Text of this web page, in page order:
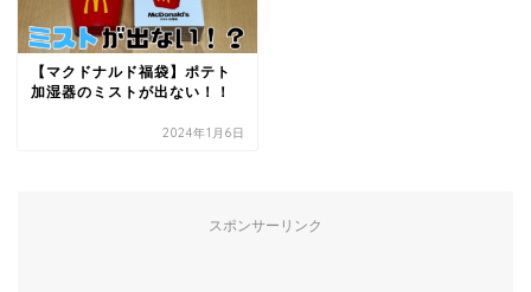
【マクドナルド福袋】ポテト
加湿器のミストが出ない！！
2024年1月6日
スポンサーリンク